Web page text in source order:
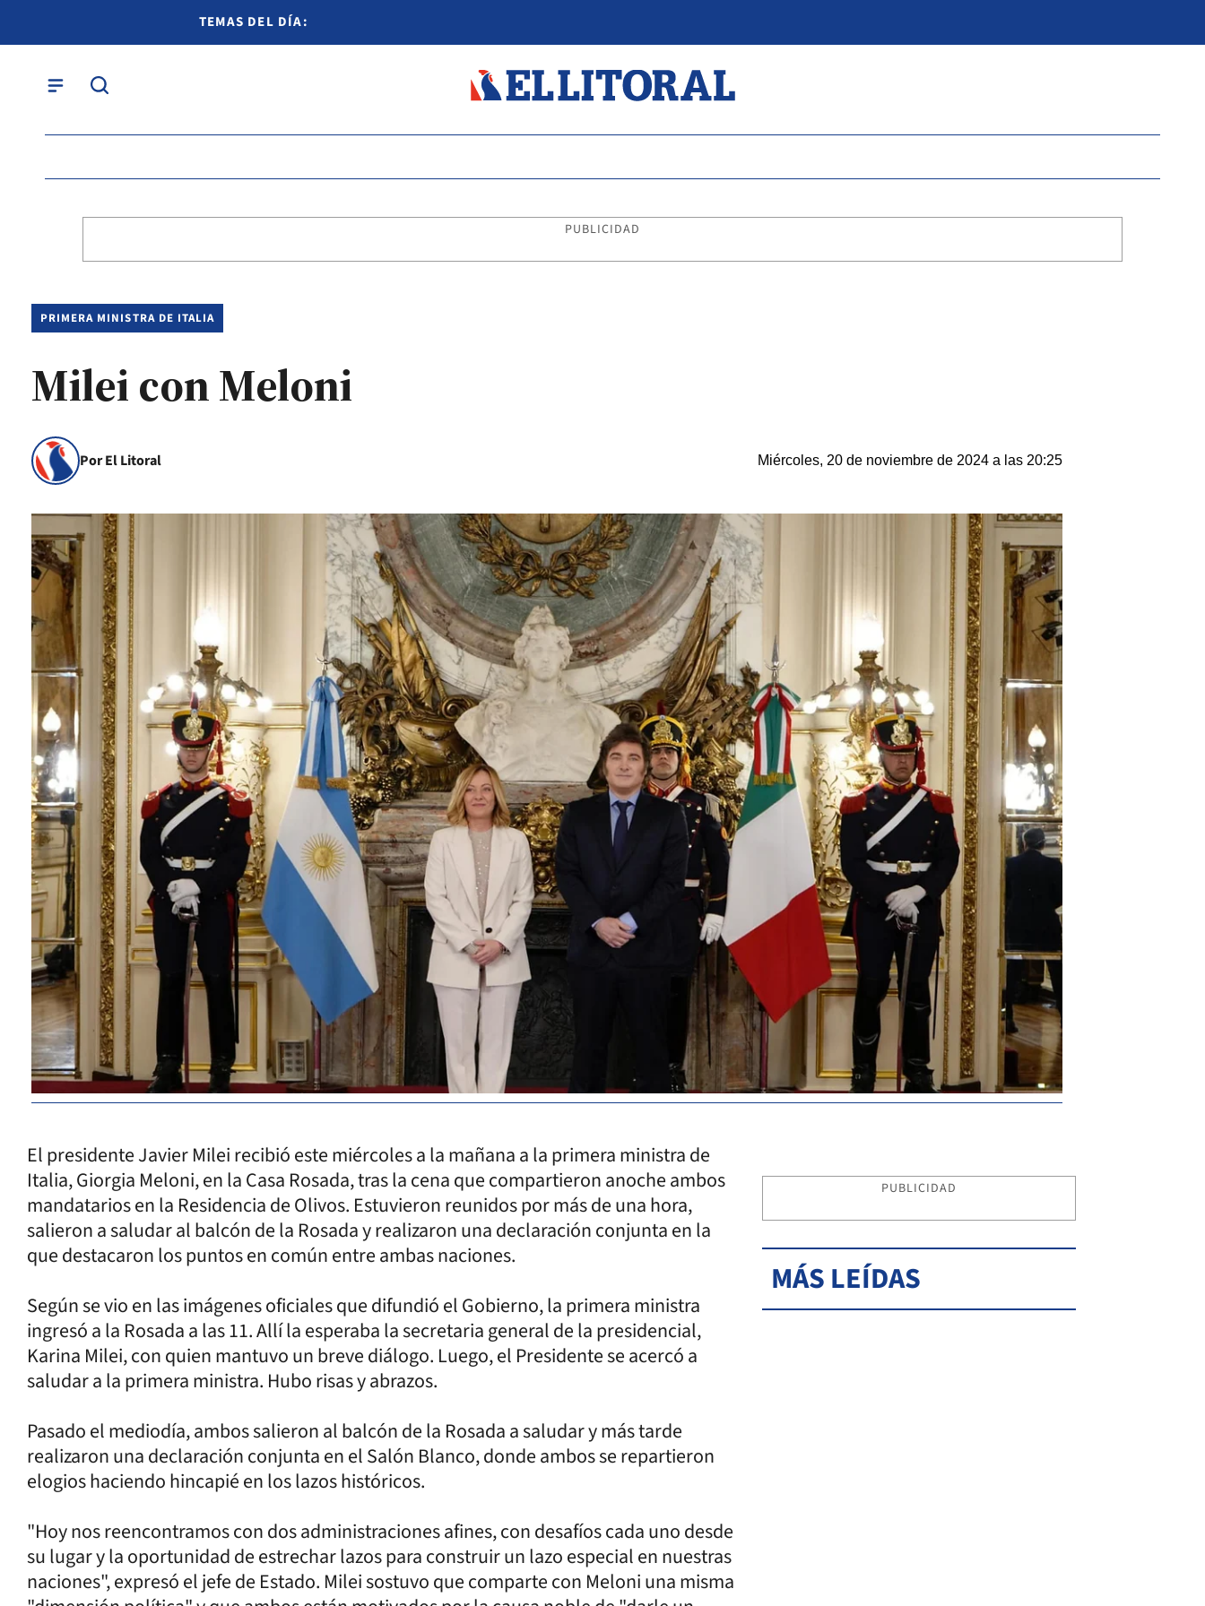
TEMAS DEL DÍA:
PUBLICIDAD
PRIMERA MINISTRA DE ITALIA
Milei con Meloni
Por El Litoral Miércoles, 20 de noviembre de 2024 a las 20:25
El presidente Javier Milei recibió este miércoles a la mañana a la primera ministra de
Italia, Giorgia Meloni, en la Casa Rosada, tras la cena que compartieron anoche ambos
mandatarios en la Residencia de Olivos. Estuvieron reunidos por más de una hora,
salieron a saludar al balcón de la Rosada y realizaron una declaración conjunta en la
que destacaron los puntos en común entre ambas naciones.
Según se vio en las imágenes oficiales que difundió el Gobierno, la primera ministra
ingresó a la Rosada a las 11. Allí la esperaba la secretaria general de la presidencial,
Karina Milei, con quien mantuvo un breve diálogo. Luego, el Presidente se acercó a
saludar a la primera ministra. Hubo risas y abrazos.
Pasado el mediodía, ambos salieron al balcón de la Rosada a saludar y más tarde
realizaron una declaración conjunta en el Salón Blanco, donde ambos se repartieron
elogios haciendo hincapié en los lazos históricos.
"Hoy nos reencontramos con dos administraciones afines, con desafíos cada uno desde
su lugar y la oportunidad de estrechar lazos para construir un lazo especial en nuestras
naciones", expresó el jefe de Estado. Milei sostuvo que comparte con Meloni una misma
PUBLICIDAD
MÁS LEÍDAS